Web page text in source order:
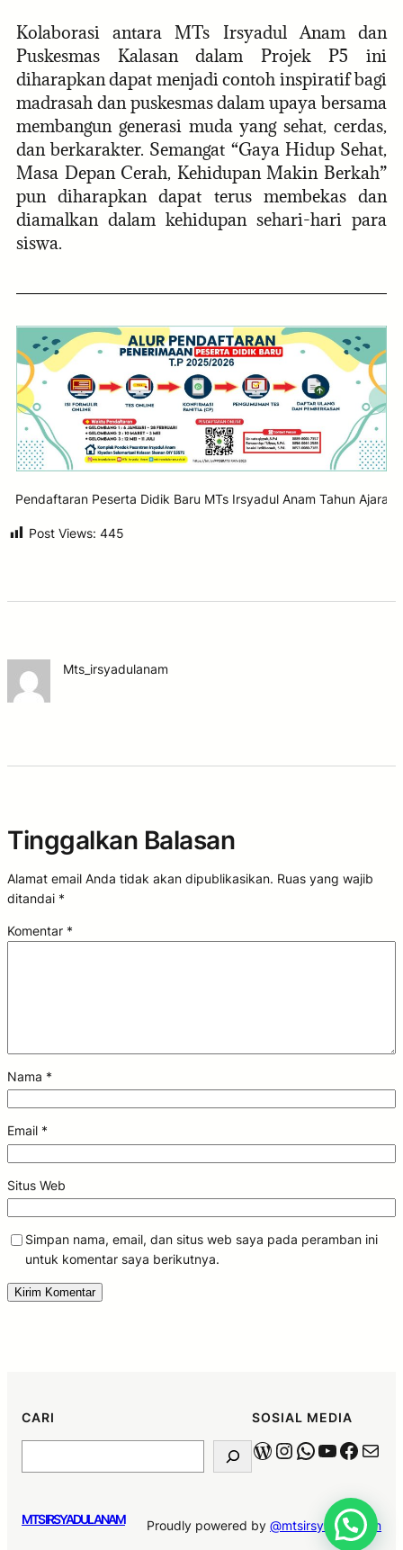
Kolaborasi antara MTs Irsyadul Anam dan
Puskesmas Kalasan dalam Projek P5 ini
diharapkan dapat menjadi contoh inspiratif bagi
madrasah dan puskesmas dalam upaya bersama
membangun generasi muda yang sehat, cerdas,
dan berkarakter. Semangat “Gaya Hidup Sehat,
Masa Depan Cerah, Kehidupan Makin Berkah”
pun diharapkan dapat terus membekas dan
diamalkan dalam kehidupan sehari-hari para
siswa.
Peserta Didik Baru MTs Irsyadul Anam Tahun Ajaran 2025/
Post Views: 445
Mts_irsyadulanam
Tinggalkan Balasan
Alamat email Anda tidak akan dipublikasikan. Ruas yang wajib
ditandai *
Komentar *
Nama *
Email *
Situs Web
Simpan nama, email, dan situs web saya pada peramban ini
untuk komentar saya berikutnya.
CARI SOSIAL MEDIA
MTS IRSYADUL ANAM Proudly powered by @mtsirsyadulanam